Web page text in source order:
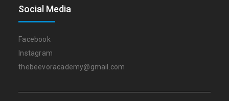
Social Media
Facebook
Instagram
thebeevoracademy@gmail.com